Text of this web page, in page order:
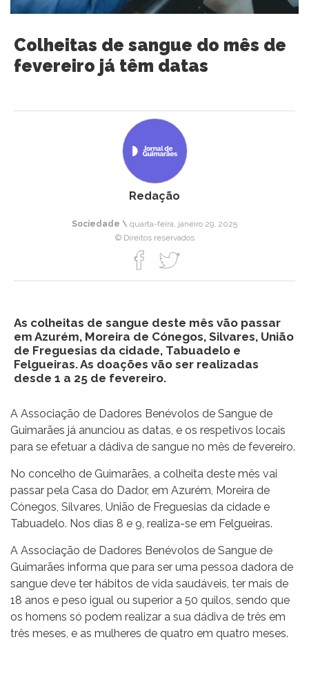
Colheitas de sangue do mês de
fevereiro já têm datas
Redação
Sociedade \ quarta-feira, janeiro 29, 2025
© Direitos reservados
As colheitas de sangue deste mês vão passar
em Azurém, Moreira de Cónegos, Silvares, União
de Freguesias da cidade, Tabuadelo e
Felgueiras. As doações vão ser realizadas
desde 1 a 25 de fevereiro.
A Associação de Dadores Benévolos de Sangue de
Guimarães já anunciou as datas, e os respetivos locais
para se efetuar a dádiva de sangue no mês de fevereiro.
No concelho de Guimarães, a colheita deste mês vai
passar pela Casa do Dador, em Azurém, Moreira de
Cónegos, Silvares, União de Freguesias da cidade e
Tabuadelo. Nos dias 8 e 9, realiza-se em Felgueiras.
A Associação de Dadores Benévolos de Sangue de
Guimarães informa que para ser uma pessoa dadora de
sangue deve ter hábitos de vida saudáveis, ter mais de
18 anos e peso igual ou superior a 50 quilos, sendo que
os homens só podem realizar a sua dádiva de três em
três meses, e as mulheres de quatro em quatro meses.